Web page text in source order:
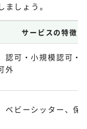
しょう。
サービスの特徴
認可・小規模認可・
外
ベビーシッター、保